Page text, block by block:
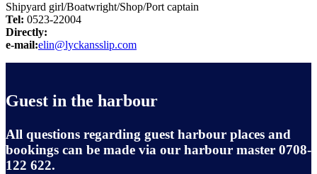
Shipyard girl/Boatwright/Shop/Port captain
Tel: 0523-22004
Directly:
e-mail:elin@lyckansslip.com
Guest in the harbour
All questions regarding guest harbour places and
bookings can be made via our harbour master 0708-
122 622.